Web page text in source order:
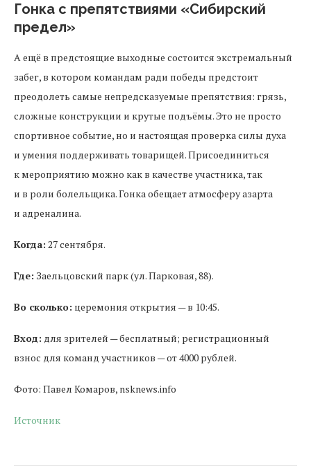
Гонка с препятствиями «Сибирский
предел»
А ещё в предстоящие выходные состоится экстремальный
забег, в котором командам ради победы предстоит
преодолеть самые непредсказуемые препятствия: грязь,
сложные конструкции и крутые подъёмы. Это не просто
спортивное событие, но и настоящая проверка силы духа
и умения поддерживать товарищей. Присоединиться
к мероприятию можно как в качестве участника, так
и в роли болельщика. Гонка обещает атмосферу азарта
и адреналина.
Когда: 27 сентября.
Где: Заельцовский парк (ул. Парковая, 88).
Во сколько: церемония открытия — в 10:45.
Вход: для зрителей — бесплатный; регистрационный
взнос для команд участников — от 4000 рублей.
Фото: Павел Комаров, nsknews.info
Источник